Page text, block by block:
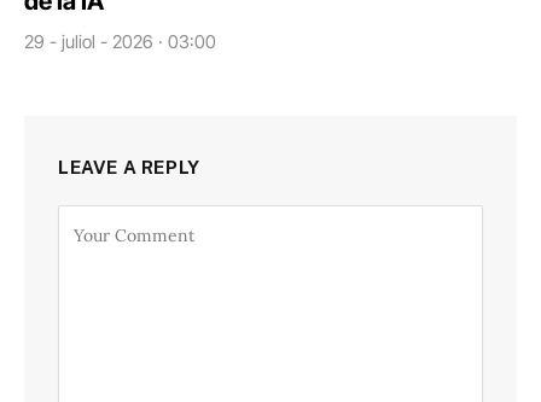
29 - juliol - 2026 · 03:00
LEAVE A REPLY